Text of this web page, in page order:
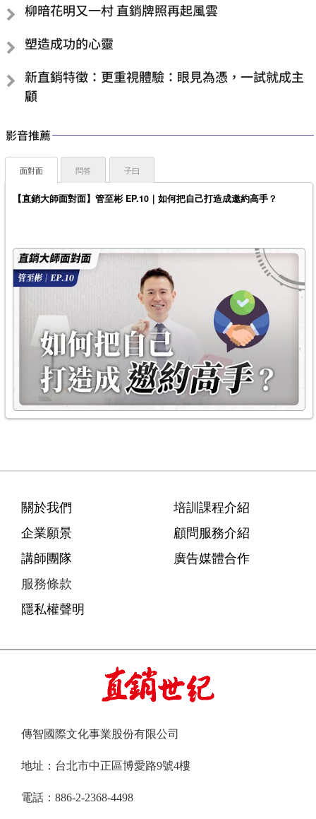
柳暗花明又一村 直銷牌照再起風雲
塑造成功的心靈
新直銷特徵：更重視體驗：眼見為憑，一試就成主
顧
影音推薦
面對面
【直銷大師面對面】管至彬 EP.10｜如何把自己打造成邀約高手？
問答 子曰
關於我們
企業願景
講師團隊
服務條款
隱私權聲明
培訓課程介紹
顧問服務介紹
廣告媒體合作
傳智國際文化事業股份有限公司
地址：台北市中正區博愛路9號4樓
電話：886-2-2368-4498